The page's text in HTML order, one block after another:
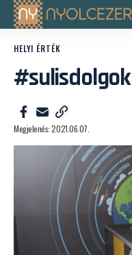
HELYI ÉRTÉK
#sulisdolgok
Megjelenés: 2021.06.07.